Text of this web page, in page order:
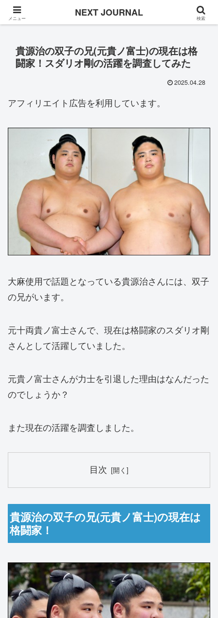
Once in a while
貴源治の双子の兄(元貴ノ富士)の現在は格
闘家！スダリオ剛の活躍を調査してみた
2025.04.28
アフィリエイト広告を利用しています。
大麻使用で話題となっている貴源治さんには、双子
の兄がいます。
元十両貴ノ富士さんで、現在は格闘家のスダリオ剛
さんとして活躍していました。
元貴ノ富士さんが力士を引退した理由はなんだった
のでしょうか？
また現在の活躍を調査しました。
目次
貴源治の双子の兄(元貴ノ富士)の現在は
格闘家！
メニュー NEXT JOURNAL 検索